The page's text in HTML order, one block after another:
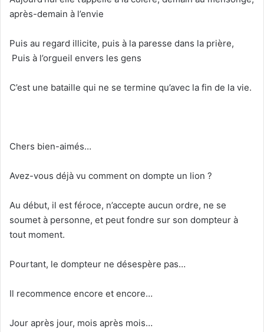
après-demain à l’envie
Puis au regard illicite, puis à la paresse dans la prière,
Puis à l’orgueil envers les gens
C’est une bataille qui ne se termine qu’avec la fin de la vie.
Chers bien-aimés…
Avez-vous déjà vu comment on dompte un lion ?
Au début, il est féroce, n’accepte aucun ordre, ne se
soumet à personne, et peut fondre sur son dompteur à
tout moment.
Pourtant, le dompteur ne désespère pas…
Il recommence encore et encore…
Jour après jour, mois après mois…